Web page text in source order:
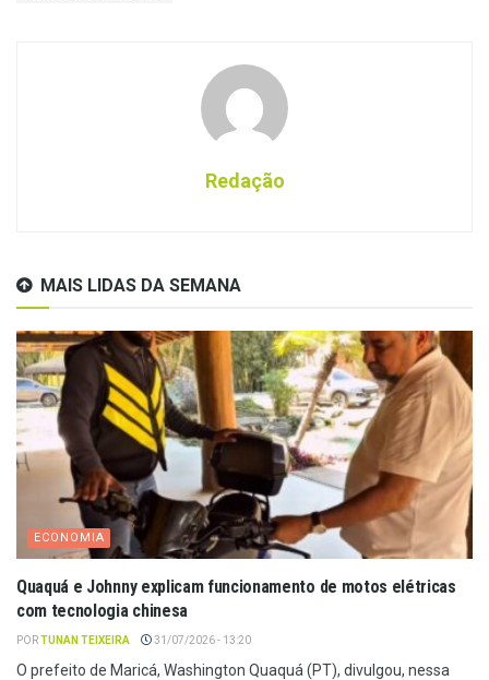
Redação
MAIS LIDAS DA SEMANA
ECONOMIA
Quaquá e Johnny explicam funcionamento de motos elétricas
com tecnologia chinesa
PORTUNAN TEIXEIRA 31/07/2026 - 13:20
O prefeito de Maricá, Washington Quaquá (PT), divulgou, nessa